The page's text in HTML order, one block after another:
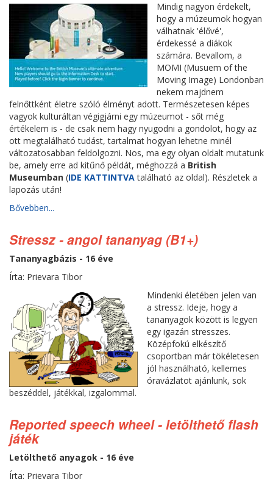
Mindig nagyon érdekelt,
hogy a múzeumok hogyan
válhatnak 'élővé',
érdekessé a diákok
számára. Bevallom, a
MOMI (Musuem of the
Moving Image) Londonban
nekem majdnem
felnőttként életre szóló élményt adott. Természetesen képes
vagyok kulturáltan végigjárni egy múzeumot - sőt még
értékelem is - de csak nem hagy nyugodni a gondolot, hogy az
ott megtalálható tudást, tartalmat hogyan lehetne minél
változatosabban feldolgozni. Nos, ma egy olyan oldalt mutatunk
be, amely erre ad kitűnő példát, méghozzá a British
Museumban (IDE KATTINTVAtalálható az oldal). Részletek a
lapozás után!
Bővebben...
Stressz - angol tananyag (B1+)
Tananyagbázis - 16 éve
Írta: Prievara Tibor
Mindenki életében jelen van
a stressz. Ideje, hogy a
tananyagok között is legyen
egy igazán stresszes.
Középfokú elkészítő
csoportban már tökéletesen
jól használható, kellemes
óravázlatot ajánlunk, sok
beszéddel, játékkal, izgalommal.
Reported speech wheel - letölthető flash
játék
Letölthető anyagok - 16 éve
Írta: Prievara Tibor